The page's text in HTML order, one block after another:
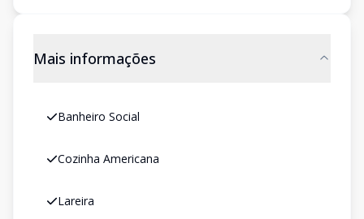
Mais informações
Banheiro Social
Cozinha Americana
Lareira